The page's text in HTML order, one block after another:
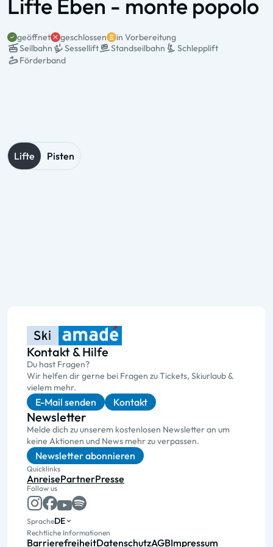
Lifte Eben - monte popolo
geöffnet geschlossen
in Vorbereitung
Seilbahn
Sessellift Standseilbahn
Schlepplift
Förderband
Lifte Pisten
Kontakt & Hilfe
Du hast Fragen?
Wir helfen dir gerne bei Fragen zu Tickets, Skiurlaub &
vielem mehr.
E-Mail senden Kontakt
Newsletter
Melde dich zu unserem kostenlosen Newsletter an um
keine Aktionen und News mehr zu verpassen.
Newsletter abonnieren
Quicklinks
AnreisePartnerPresse
Follow us
SpracheDE
Rechtliche Informationen
BarrierefreiheitDatenschutzAGBImpressum